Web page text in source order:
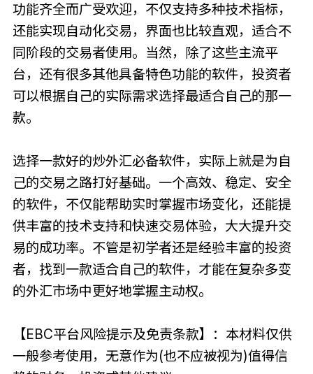
功能齐全而广受欢迎，不仅支持多种技术指标，
还能实现自动化交易，界面也比较直观，适合不
同阶段的交易者使用。当然，除了这些主流平
台，还有很多其他具备特色功能的软件，投资者
可以根据自己的实际需求选择最适合自己的那一
款。
选择一款好的炒外汇必备软件，实际上就是为自
己的交易之路打好基础。一个高效、稳定、安全
的软件，不仅能帮助实时掌握市场变化，还能提
供丰富的技术支持和快速交易体验，大大提升交
易的成功率。不管是初学者还是经验丰富的投资
者，找到一款适合自己的软件，才能在复杂多变
的外汇市场中更好地掌握主动权。
【EBC平台风险提示及免责条款】：本材料仅供
一般参考使用，无意作为(也不应被视为)值得信